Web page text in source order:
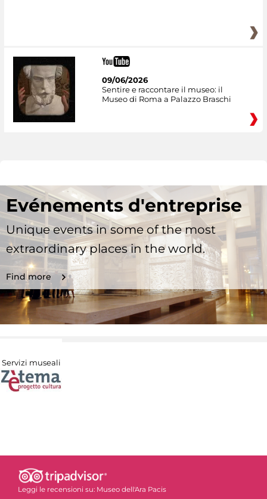
09/06/2026
Sentire e raccontare il museo: il
Museo di Roma a Palazzo Braschi
Evénements d'entreprise
Unique events in some of the most
extraordinary places in the world.
Find more
Servizi museali
Leggi le recensioni su: Museo dell'Ara Pacis